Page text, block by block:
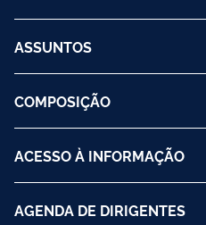
ASSUNTOS
COMPOSIÇÃO
ACESSO À INFORMAÇÃO
AGENDA DE DIRIGENTES